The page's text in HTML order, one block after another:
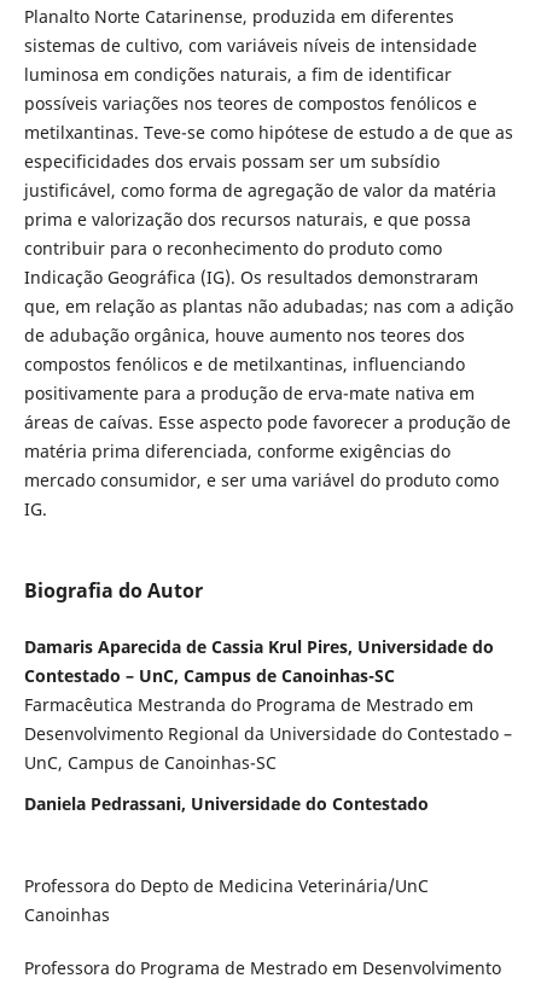
Planalto Norte Catarinense, produzida em diferentes
sistemas de cultivo, com variáveis níveis de intensidade
luminosa em condições naturais, a fim de identificar
possíveis variações nos teores de compostos fenólicos e
metilxantinas. Teve-se como hipótese de estudo a de que as
especificidades dos ervais possam ser um subsídio
justificável, como forma de agregação de valor da matéria
prima e valorização dos recursos naturais, e que possa
contribuir para o reconhecimento do produto como
Indicação Geográfica (IG). Os resultados demonstraram
que, em relação as plantas não adubadas; nas com a adição
de adubação orgânica, houve aumento nos teores dos
compostos fenólicos e de metilxantinas, influenciando
positivamente para a produção de erva-mate nativa em
áreas de caívas. Esse aspecto pode favorecer a produção de
matéria prima diferenciada, conforme exigências do
mercado consumidor, e ser uma variável do produto como
IG.
Biografia do Autor
Damaris Aparecida de Cassia Krul Pires, Universidade do
Contestado – UnC, Campus de Canoinhas-SC
Farmacêutica Mestranda do Programa de Mestrado em
Desenvolvimento Regional da Universidade do Contestado –
UnC, Campus de Canoinhas-SC
Daniela Pedrassani, Universidade do Contestado
Professora do Depto de Medicina Veterinária/UnC
Canoinhas
Professora do Programa de Mestrado em Desenvolvimento